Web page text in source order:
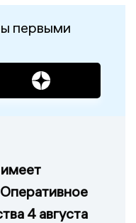
первыми
имеет
4 августа